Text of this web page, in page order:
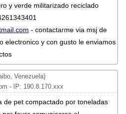
y verde militarizado reciclado
- contactarme via msj de
electronico y con gusto le enviamos
Venezuela)
- IP: 190.8.170.xxx
de pet compactado por toneladas